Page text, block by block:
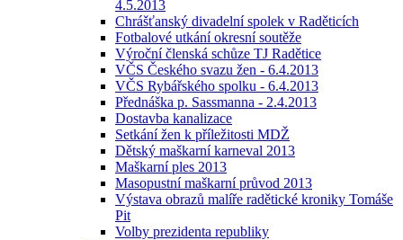
4.5.2013
Chrášťanský divadelní spolek v Raděticích
Fotbalové utkání okresní soutěže
Výroční členská schůze TJ Radětice
VČS Českého svazu žen - 6.4.2013
VČS Rybářského spolku - 6.4.2013
Přednáška p. Sassmanna - 2.4.2013
Dostavba kanalizace
Setkání žen k příležitosti MDŽ
Dětský maškarní karneval 2013
Maškarní ples 2013
Masopustní maškarní průvod 2013
Výstava obrazů malíře radětické kroniky Tomáše
Pit
Volby prezidenta republiky